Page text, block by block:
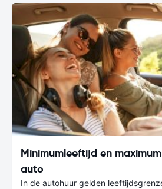
Minimumleeftijd en
auto
In de autohuur gelden